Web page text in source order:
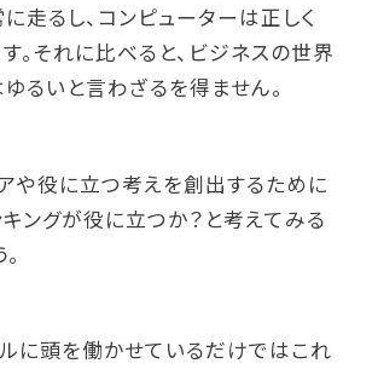
走るし、コンピューターは正しく
。それに比べると、ビジネスの世界
るいと言わざるを得ません。
や役に立つ考えを創出するために
ングが役に立つか？と考えてみる
に頭を働かせているだけではこれ